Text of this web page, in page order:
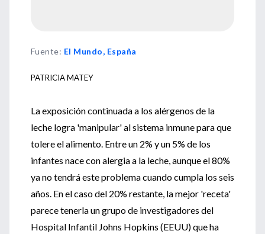
Fuente: El Mundo, España
PATRICIA MATEY
La exposición continuada a los alérgenos de la
leche logra 'manipular' al sistema inmune para que
tolere el alimento. Entre un 2% y un 5% de los
infantes nace con alergia a la leche, aunque el 80%
ya no tendrá este problema cuando cumpla los seis
años. En el caso del 20% restante, la mejor 'receta'
parece tenerla un grupo de investigadores del
Hospital Infantil Johns Hopkins (EEUU) que ha